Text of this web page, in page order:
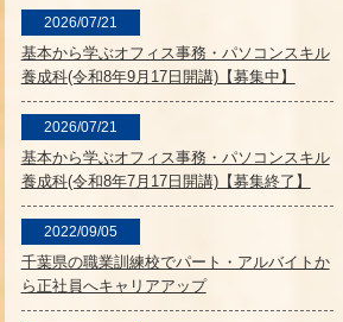
2026/07/21
基本から学ぶオフィス事務・パソコンスキル
養成科(令和8年9月17日開講)【募集中】
2026/07/21
基本から学ぶオフィス事務・パソコンスキル
養成科(令和8年7月17日開講)【募集終了】
2022/09/05
千葉県の職業訓練校でパート・アルバイトか
ら正社員へキャリアアップ